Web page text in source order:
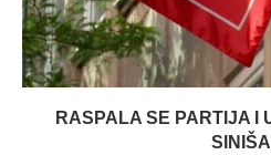
RASPALA SE PARTIJA I